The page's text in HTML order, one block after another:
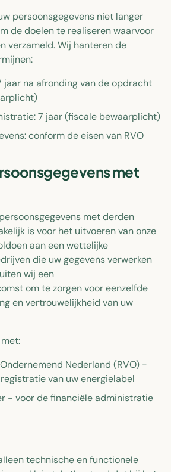
persoonsgegevens niet langer
de doelen te realiseren waarvoor
verzameld. Wij hanteren de
jaar na afronding van de opdracht
7 jaar (fiscale bewaarplicht)
conform de eisen van RVO
met
met derden
is voor het uitvoeren van onze
aan een wettelijke
die uw gegevens verwerken
wij een
om te zorgen voor eenzelfde
en vertrouwelijkheid van uw
Nederland (RVO) -
van uw energielabel
- voor de financiële administratie
technische en functionele